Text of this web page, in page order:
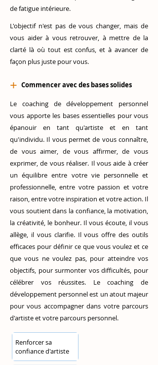
de fatigue intérieure.
L'objectif n'est pas de vous changer, mais de
vous aider à vous retrouver, à mettre de la
clarté là où tout est confus, et à avancer de
façon plus juste pour vous.
+ Commencer avec des bases solides
Le coaching de développement personnel
vous apporte les bases essentielles pour vous
épanouir en tant qu'artiste et en tant
qu'individu. Il vous permet de vous connaître,
de vous aimer, de vous affirmer, de vous
exprimer, de vous réaliser. Il vous aide à créer
un équilibre entre votre vie personnelle et
professionnelle, entre votre passion et votre
raison, entre votre inspiration et votre action. Il
vous soutient dans la confiance, la motivation,
la créativité, le bonheur. Il vous écoute, il vous
allège, il vous clarifie. Il vous offre des outils
efficaces pour définir ce que vous voulez et ce
que vous ne voulez pas, pour atteindre vos
objectifs, pour surmonter vos difficultés, pour
célébrer vos réussites. Le coaching de
développement personnel est un atout majeur
pour vous accompagner dans votre parcours
d'artiste et votre parcours personnel.
Renforcer sa
confiance d'artiste